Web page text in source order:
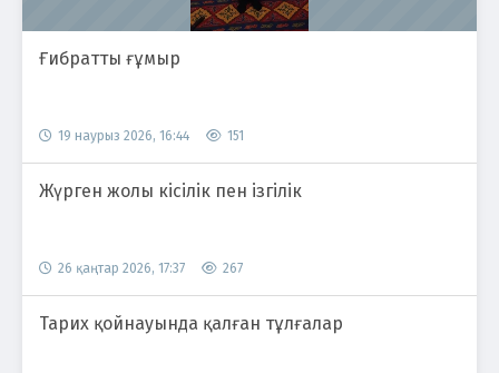
Ғибратты ғұмыр
19 наурыз 2026, 16:44 151
Жүрген жолы кісілік пен ізгілік
26 қаңтар 2026, 17:37 267
Тарих қойнауында қалған тұлғалар